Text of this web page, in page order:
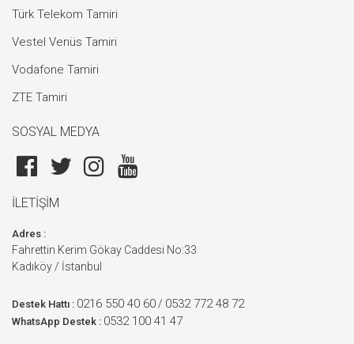
Türk Telekom Tamiri
Vestel Venüs Tamiri
Vodafone Tamiri
ZTE Tamiri
SOSYAL MEDYA
İLETİŞİM
Adres :
Fahrettin Kerim Gökay Caddesi No:33
Kadıköy / İstanbul
Destek Hattı : 0216 550 40 60 / 0532 772 48 72
WhatsApp Destek : 0532 100 41 47